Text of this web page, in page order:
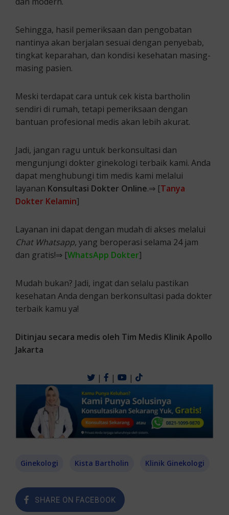
Sehingga, hasil pemeriksaan dan pengobatan
nantinya akan berjalan sesuai dengan penyebab,
tingkat keparahan, dan kondisi kesehatan masing-
masing pasien.
Meski terdapat cara untuk cek kista bartholin
sendiri di rumah, tetapi pemeriksaan dengan
bantuan profesional medis akan lebih akurat.
Jadi, jangan ragu untuk berkonsultasi dan
mengunjungi dokter ginekologi terbaik kami. Anda
dapat menghubungi tim medis kami melalui
layanan Konsultasi Dokter Online.⇒ [Tanya
Dokter Kelamin]
Layanan ini dapat dengan mudah di akses melalui
Chat Whatsapp, yang beroperasi selama 24 jam
dan gratis!⇒ [WhatsApp Dokter]
Mudah bukan? Jadi, ingat dan selalu pastikan
kesehatan Anda dengan berkonsultasi pada dokter
terbaik kamu ya!
Ditinjau secara medis oleh Tim Medis Klinik Apollo
Jakarta
| | |
Ginekologi Kista Bartholin Klinik Ginekologi
SHARE ON FACEBOOK